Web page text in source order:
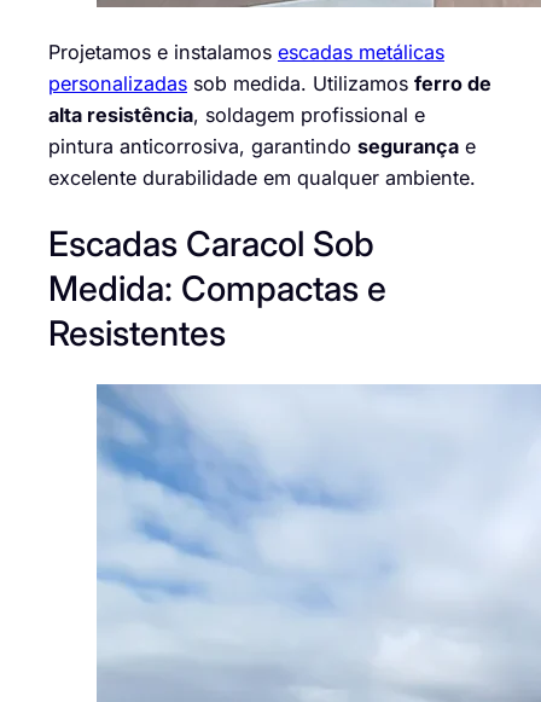
Projetamos e instalamos escadas metálicas
personalizadas sob medida. Utilizamos ferro de
alta resistência, soldagem profissional e
pintura anticorrosiva, garantindo segurança e
excelente durabilidade em qualquer ambiente.
Escadas Caracol Sob
Medida: Compactas e
Resistentes